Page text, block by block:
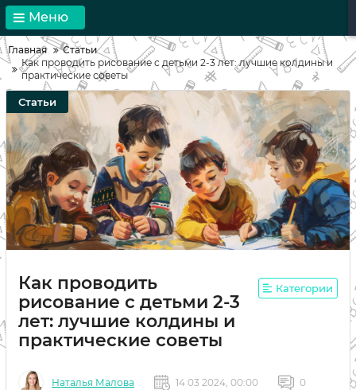
Меню
Главная
Статьи
Как проводить рисование с детьми 2-3 лет: лучшие колдины и
практические советы
Статьи
Как проводить
рисование с детьми 2-3
лет: лучшие колдины и
практические советы
Категории
Наталья Малова 14 03 2024, 00:00 0